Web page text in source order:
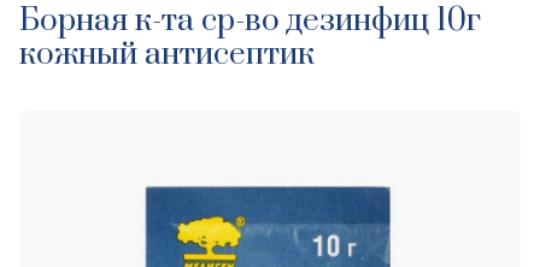
Борная к-та ср-во дезинфиц 10г
кожный антисептик